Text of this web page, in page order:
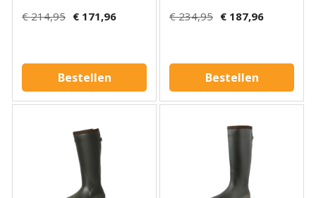
€ 214,95 € 171,96
Bestellen
€ 234,95 € 187,96
Bestellen